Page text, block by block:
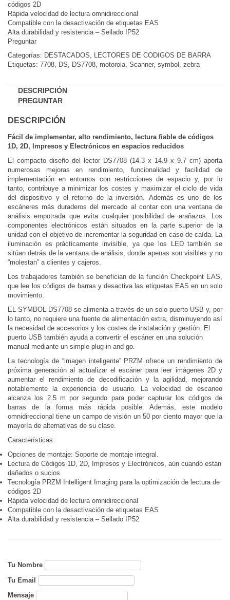
códigos 2D
Rápida velocidad de lectura omnidireccional
Compatible con la desactivación de etiquetas EAS
Alta durabilidad y resistencia – Sellado IP52
Preguntar
Categorías: DESTACADOS, LECTORES DE CODIGOS DE BARRA
Etiquetas: 7708, DS, DS7708, motorola, Scanner, symbol , zebra
DESCRIPCIÓN
PREGUNTAR
DESCRIPCIÓN
Fácil de implementar, alto rendimiento, lectura fiable de códigos
1D, 2D, Impresos y Electrónicos en espacios reducidos
El compacto diseño del lector DS7708 (14.3 x 14.9 x 9.7 cm) aporta
numerosas mejoras en rendimiento, funcionalidad y facilidad de
implementación en entornos con restricciones de espacio y, por lo
tanto, contribuye a minimizar los costes y maximizar el ciclo de vida
del dispositivo y el retorno de la inversión. Además es uno de los
escáneres más duraderos del mercado al contar con una ventana de
análisis empotrada que evita cualquier posibilidad de arañazos. Los
componentes electrónicos están situados en la parte superior de la
unidad con el objetivo de incrementar la seguridad en caso de caída. La
iluminación es prácticamente invisible, ya que los LED también se
sitúan detrás de la ventana de análisis, donde apenas son visibles y no
“molestan” a clientes y cajeros.
Los trabajadores también se benefician de la función Checkpoint EAS,
que lee los códigos de barras y desactiva las etiquetas EAS en un solo
movimiento.
EL SYMBOL DS7708 se alimenta a través de un solo puerto USB y, por
lo tanto, no requiere una fuente de alimentación extra, disminuyendo así
la necesidad de accesorios y los costes de instalación y gestión. El
puerto USB también ayuda a convertir el escáner en una solución
manual mediante un simple plug-in-and-go.
La tecnología de “imagen inteligente” PRZM ofrece un rendimiento de
próxima generación al actualizar el escáner para leer imágenes 2D y
aumentar el rendimiento de decodificación y la agilidad, mejorando
notablemente la experiencia de usuario. La velocidad de escaneo
alcanza los 2.5 m por segundo para poder capturar los códigos de
barras de la forma más rápida posible. Además, este modelo
omnidireccional tiene un campo de visión un 50 por ciento mayor que la
mayoría de alternativas de su clase.
Características:
Opciones de montaje: Soporte de montaje integral.
Lectura de Códigos 1D, 2D, Impresos y Electrónicos, aún cuando están
dañados o sucios
Tecnología PRZM Intelligent Imaging para la optimización de lectura de
códigos 2D
Rápida velocidad de lectura omnidireccional
Compatible con la desactivación de etiquetas EAS
Alta durabilidad y resistencia – Sellado IP52
Tu Nombre
Tu Email
Mensaje